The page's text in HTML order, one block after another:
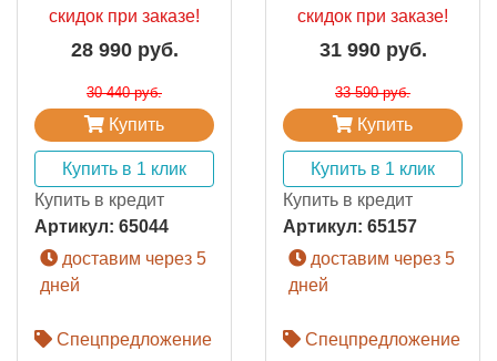
скидок при заказе!
28 990 руб.
30 440 руб.
Купить
Купить в 1 клик
Купить в кредит
Артикул: 65044
доставим через 5
дней
Спецпредложение
скидок при заказе!
31 990 руб.
33 590 руб.
Купить
Купить в 1 клик
Купить в кредит
Артикул: 65157
доставим через 5
дней
Спецпредложение